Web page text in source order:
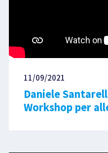
11/09/2021
Daniele
Workshop per